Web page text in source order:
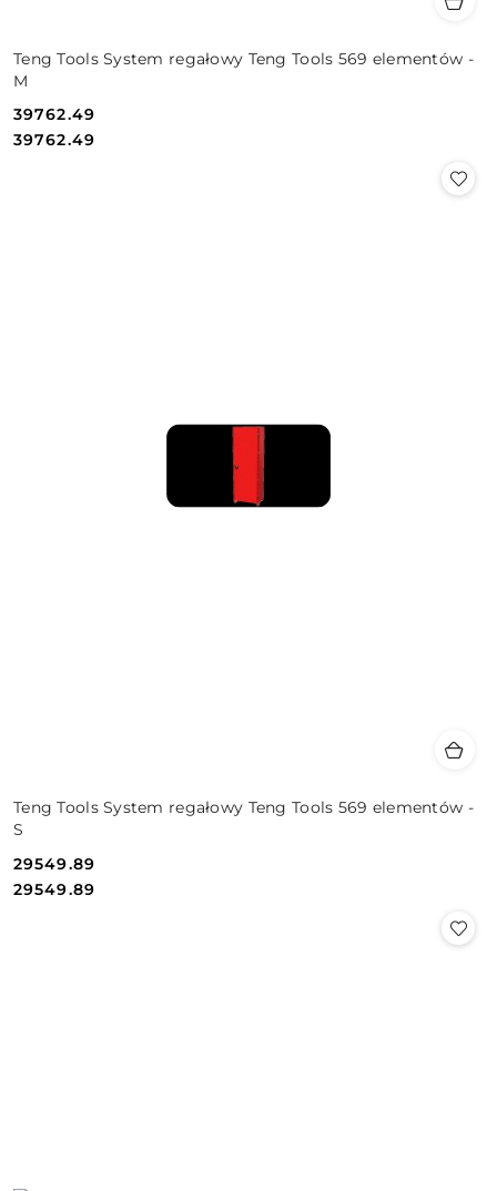
Teng Tools System regałowy Teng Tools 569 elementów -
M
Cena:
39762.49
Cena:
39762.49
Teng Tools System regałowy Teng Tools 569 elementów -
S
Cena:
29549.89
Cena:
29549.89